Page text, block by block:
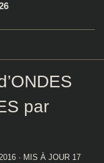
par
· MIS À JOUR 17